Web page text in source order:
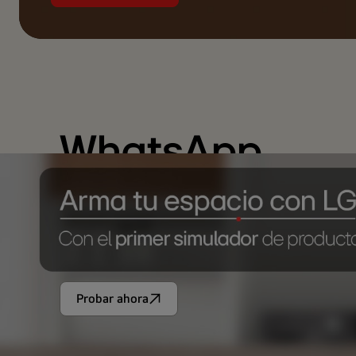
WhatsApp
Escríbenos y conoce mayor información
de los productos que deseas comprar.
Probar ahora